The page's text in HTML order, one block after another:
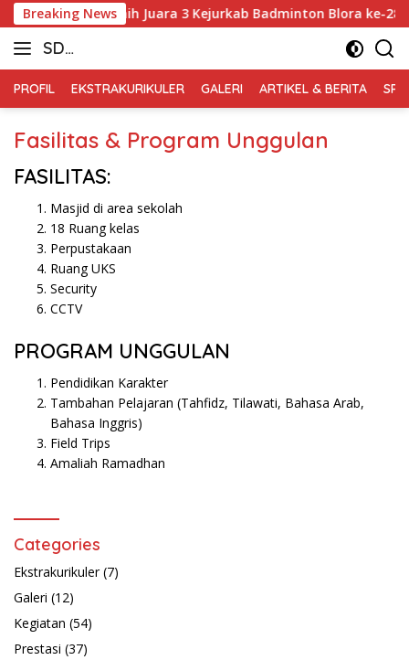
Skip
to
content
Breaking News
Arthanabil Raih Juara 3 Kejurkab Badminton Blora ke-28
SD
Muhammadiyah
Blora
PROFIL EKSTRAKURIKULER GALERI ARTIKEL & BERITA
Fasilitas & Program Unggulan
FASILITAS:
Masjid di area sekolah
18 Ruang kelas
Perpustakaan
Ruang UKS
Security
CCTV
PROGRAM UNGGULAN
Pendidikan Karakter
Tambahan Pelajaran (Tahfidz, Tilawati, Bahasa Arab,
Bahasa Inggris)
Field Trips
Amaliah Ramadhan
Categories
Ekstrakurikuler(7)
Galeri (12)
Kegiatan (54)
Prestasi (37)